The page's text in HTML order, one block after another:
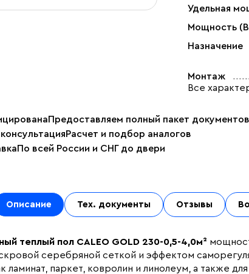
Удельная
Мощность
Назначение
Монтаж
Все
Предоставляем полный пакет документов
Расчет и подбор аналогов
По всей России и СНГ до двери
Описание Тех. документы Отзывы
теплый пол CALEO GOLD 230-0,5-4,0м²
серебряной сеткой и эффектом
ламинат, паркет, ковролин и линолеум, а также